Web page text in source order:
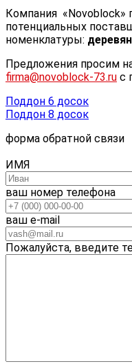
Компания «Novoblock»
потенциальных
номенклатуры:
Предложения просим
firma@novoblock-73.ru с
Поддон 6 досок
Поддон 8 досок
форма обратной связи
ИМЯ
ваш номер телефона
ваш e-mail
Пожалуйста, введите